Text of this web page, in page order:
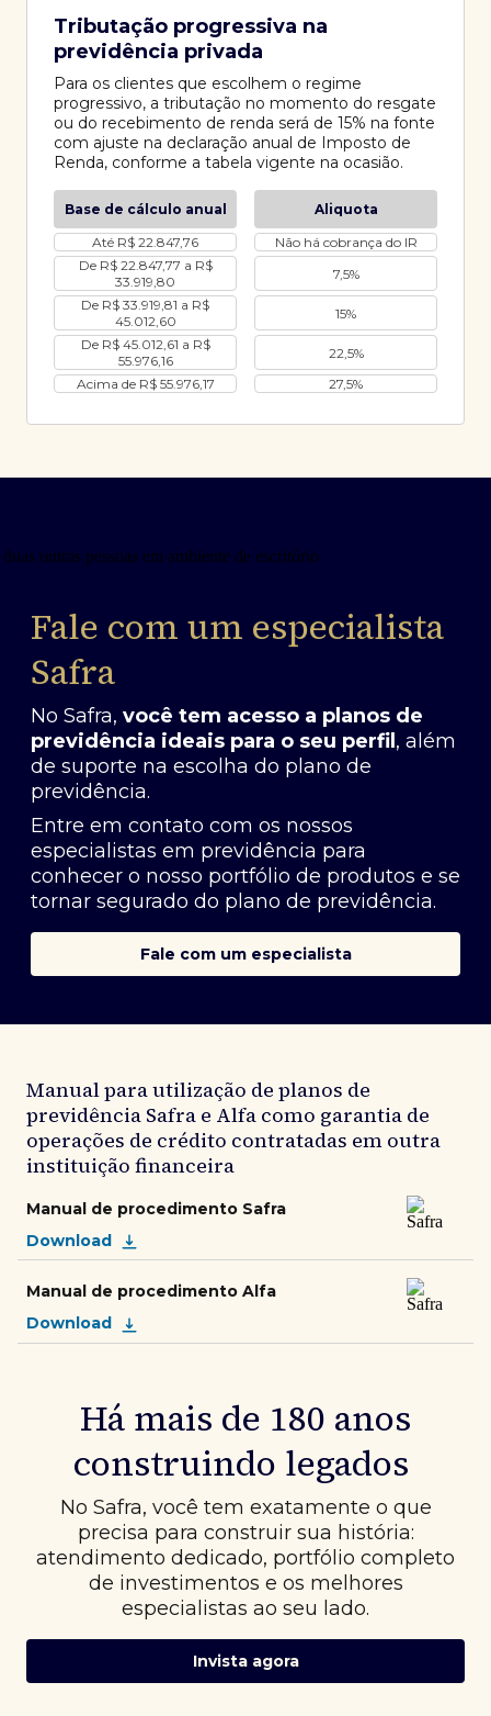
Tributação progressiva na
previdência privada
Para os clientes que escolhem o regime
progressivo, a tributação no momento do resgate
ou do recebimento de renda será de 15% na fonte
com ajuste na declaração anual de Imposto de
Renda, conforme a tabela vigente na ocasião.
Base de cálculo anual
Aliquota
Até R$ 22.847,76
Não há cobrança do IR
De R$ 22.847,77 a R$
33.919,80
7,5%
De R$ 33.919,81 a R$
45.012,60
15%
De R$ 45.012,61 a R$
55.976,16
22,5%
Acima de R$ 55.976,17
27,5%
Fale com um especialista
Safra
No Safra, você tem acesso a planos de
previdência ideais para o seu perfil , além
de suporte na escolha do plano de
previdência.
Entre em contato com os nossos
especialistas em previdência para
conhecer o nosso portfólio de produtos e se
tornar segurado do plano de previdência.
Fale com um especialista
Manual para utilização de planos de
previdência Safra e Alfa como garantia de
operações de crédito contratadas em outra
instituição financeira
Manual de procedimento Safra
Download
Manual de procedimento Alfa
Download
Há mais de 180 anos
construindo legados
No Safra, você tem exatamente o que
precisa para construir sua história:
atendimento dedicado, portfólio completo
de investimentos e os melhores
especialistas ao seu lado.
Invista agora